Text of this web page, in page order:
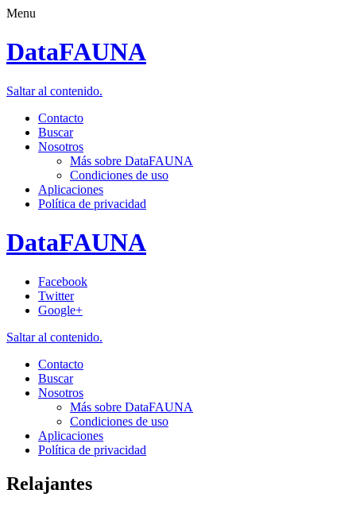
Menu
DataFAUNA
Saltar al contenido.
Contacto
Buscar
Nosotros
Más sobre DataFAUNA
Condiciones de uso
Aplicaciones
Política de privacidad
DataFAUNA
Facebook
Twitter
Google+
Saltar al contenido.
Contacto
Buscar
Nosotros
Más sobre DataFAUNA
Condiciones de uso
Aplicaciones
Política de privacidad
Relajantes